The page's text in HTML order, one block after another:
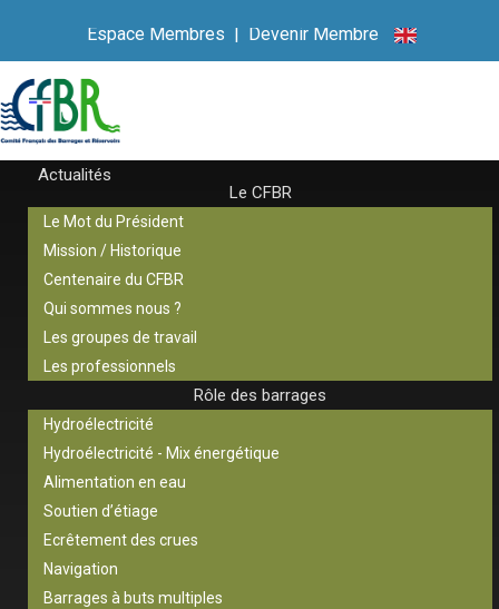
Espace Membres | Devenir Membre
Actualités
Le CFBR
Le Mot du Président
Mission / Historique
Centenaire du CFBR
Qui sommes nous ?
Les groupes de travail
Les professionnels
Rôle des barrages
Hydroélectricité
Hydroélectricité - Mix énergétique
Alimentation en eau
Soutien d’étiage
Ecrêtement des crues
Navigation
Barrages à buts multiples